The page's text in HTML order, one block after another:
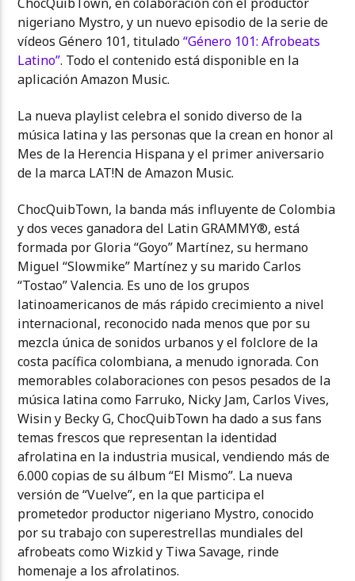
nigeriano Mystro, y un nuevo episodio de la serie de
vídeos Género 101, titulado“Género 101: Afrobeats
Latino”. Todo el contenido está disponible en la
aplicación Amazon Music.
La nueva playlist celebra el sonido diverso de la
música latina y las personas que la crean en honor al
Mes de la Herencia Hispana y el primer aniversario
de la marca LAT!N de Amazon Music.
ChocQuibTown, la banda más influyente de Colombia
y dos veces ganadora del Latin GRAMMY®, está
formada por Gloria “Goyo” Martínez, su hermano
Miguel “Slowmike” Martínez y su marido Carlos
“Tostao” Valencia. Es uno de los grupos
latinoamericanos de más rápido crecimiento a nivel
internacional, reconocido nada menos que por su
mezcla única de sonidos urbanos y el folclore de la
costa pacífica colombiana, a menudo ignorada. Con
memorables colaboraciones con pesos pesados de la
música latina como Farruko, Nicky Jam, Carlos Vives,
Wisin y Becky G, ChocQuibTown ha dado a sus fans
temas frescos que representan la identidad
afrolatina en la industria musical, vendiendo más de
6.000 copias de su álbum “El Mismo”. La nueva
versión de “Vuelve”, en la que participa el
prometedor productor nigeriano Mystro, conocido
por su trabajo con superestrellas mundiales del
afrobeats como Wizkid y Tiwa Savage, rinde
homenaje a los afrolatinos.